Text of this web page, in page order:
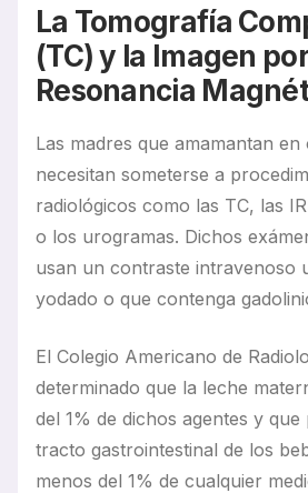
La Tomografía
(TC) y la Imagen por
Resonancia
Las madres que amamantan en
necesitan someterse a
radiológicos como las TC, las
o los urogramas. Dichos
usan un contraste intravenoso
yodado o que contenga
El Colegio Americano de
determinado que la leche
del 1% de dichos agentes y que
tracto gastrointestinal de los
menos del 1% de cualquier